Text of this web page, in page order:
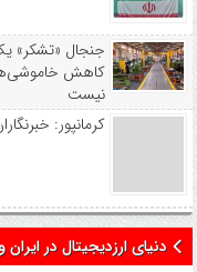
جنجال «تشکر»
کاهش
نیست
کرمانپور:
دنیای ارزدیجیتال در